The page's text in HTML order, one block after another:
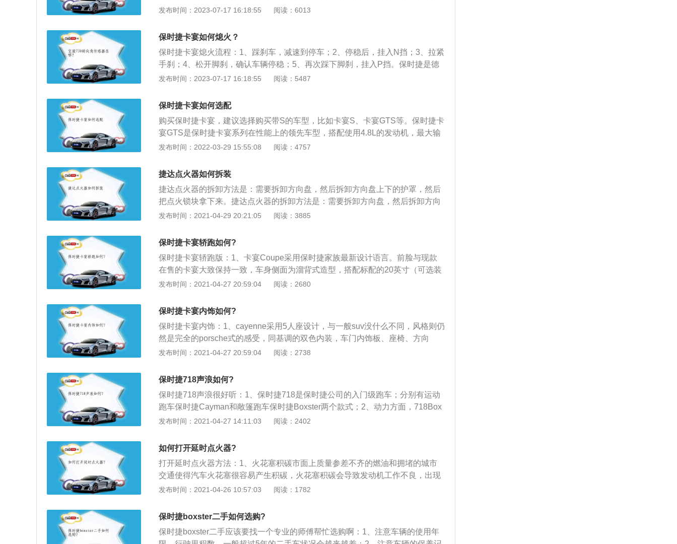
全；座椅的舒适性较好；方向盘自动加热及座椅旁的扶手设计等配置比较人性
下：1.保时捷卡宴的最强卖点是“保时捷”超级跑车品牌的历史。它对高性能、安
当今世界追求个性的潮流。2.底盘系统拥有独特的平衡装置，由两条附有液压旋
转马达与四个感应器，整合至前后轴的主动式防倾杆构成，在行车中主动侦测轮
胎水平，车身动态与加速反应等信息，由高压泵浦所产生高达180-bar的油压，以
极短时间迅速调整车辆过弯时的车身侧倾抑制，平衡车身倾斜角度。
发布时间：2023-07-17 16:18:55 阅读：6013
保时捷卡宴如何熄火？
保时捷卡宴熄火流程：1、踩刹车，减速到停车；2、停稳后，挂入N挡；3、拉紧
手刹；4、松开脚刹，确认车辆停稳；5、再次踩下脚刹，挂入P挡。保时捷是德
国大众汽车旗下世界著名豪华汽车品牌，又译波尔舍，总部位于德国斯图加特，
条附有液压旋转马达与四个感应器，并整合至前后轴的主动式防倾杆构成，在行
车中主动侦测轮胎水平，车身动态与加速反应等信息，由高压泵浦所产生高达18
0bar的油压，以极短时间迅速调整车辆过弯时的车身侧倾抑制，同时平衡车身的
倾斜角度。
发布时间：2023-07-17 16:18:55 阅读：5487
保时捷卡宴如何选配
购买保时捷卡宴，建议选择购买带S的车型，比如卡宴S、卡宴GTS等。保时捷卡
宴GTS是保时捷卡宴系列在性能上的领先车型，搭配使用4.8L的发动机，最大输
出功率可以达到405bhp，扭矩最大达到500Nm。保时捷卡宴GTS加速到百公里
步，可以在4s店进行预订。底盘性能卓越，搭配最新一代四轮驱动技术，在SUV
系列中的四轮驱动技术属于前列，牵引力等各方面做到极致完美，优越的扭力让
驾驶感达到最佳。
发布时间：2022-03-29 15:55:08 阅读：4757
捷达点火器如何拆装
捷达点火器的拆卸方法是：需要拆卸方向盘，然后拆卸方向盘上下的护罩，然后
把点火锁块拿下来。捷达点火器的拆卸方法是：需要拆卸方向盘，然后拆卸方向
盘上下的护罩，然后把点火锁块拿下来。汽车点火器是点燃式发动机为了正常工
～30000V），使火花塞产生足够强的火花，点燃可燃混合气。下面是汽车点火器
的工作原理：1、发动机工作时，ECU会根据各传感器信号确定某缸点火；2、然
后向点火器发出信号指令，点火器控制点火线圈内进行初级电路通电或断电；
3、当点火线圈中的初级电路断电时，次级线圈产生的高压电输送给分电器，分
电器按照发动机的点火顺序，依次将高压电输送给各缸火花塞，火花塞跳火，然
才拆卸方向盘左右的护罩，然后才把点火锁块拿下来。（汽车维修技朮wangωω
ω.QcwxJs.com原创）
发布时间：2021-04-29 20:21:05 阅读：3885
保时捷卡宴轿跑如何?
保时捷卡宴轿跑版：1、卡宴Coupe采用保时捷家族最新设计语言。前脸与现款
在售的卡宴大致保持一致，车身侧面为溜背式造型，搭配标配的20英寸（可选装
22英寸）大尺寸轮毂，营造出极强的运动感；2、与此同时，车尾的自适应后扰
m，增强下压力），卡宴Coupe也成为了第一款采用这种主动空气动力学特性的S
UV；3、保时捷卡宴Coupe共推出普通、Turbo两种版本车型，其中普通版车型
搭载的V6发动机最大功率250kW，峰值扭矩450Nm，动力参数领先宝马X6上搭
载的N系列3.0T发动机；4、Turbo车型搭载4.0TV8双涡轮增压发动机，最大功率
404kW，峰值扭矩770Nm。传动系统均为8AT变速箱，并提供全时四驱系统。
发布时间：2021-04-27 20:59:04 阅读：2680
保时捷卡宴内饰如何?
保时捷卡宴内饰：1、cayenne采用5人座设计，与一般suv没什么不同，风格则仍
然是完全的porsche式的感受，同基调的双色内装，车门内饰板、座椅、方向
盘、排挡杆均以真皮包覆；2、铝白色车内饰板，3环式仪表组，前座左右独立调
荧幕均列为标准配备，整体感受一如现行车系一般，给人略具冷调却又豪华精致
的感觉；3、保时捷卡宴的内饰部分基本延续了保时捷的经典风格，比如位于转
向柱左侧的点火开关、三辐式方向盘及大面积的真皮饰面等；4、最大的不同之
处在于，它的五连仪表盘的中央表盘不是跑车车系上的转速表，而是用于显示车
辆行驶相关信息；5、此外可调节底盘和悬架的中控台也为保时捷卡宴所独有，
为如果换成真正金属的开关按钮应该更加符合保时捷的品牌定位。
发布时间：2021-04-27 20:59:04 阅读：2738
保时捷718声浪如何?
保时捷718声浪很好听：1、保时捷718是保时捷公司的入门级跑车；分别有运动
跑车保时捷Cayman和敞篷跑车保时捷Boxster两个款式；2、动力方面，718Box
ster搭载了全新的涡轮增压水平对置四缸发动机，其中718Boxster搭载了一台2.0
ter配备的是一台全新的2.5T水平对置四缸发动机，其最大输出功率为350马力，
峰值扭矩420牛米。传动方面，718Boxster\/718BoxsterS均提供6速手动和7速双
离合变速器以供选择。
发布时间：2021-04-27 14:11:03 阅读：2402
如何打开延时点火器?
打开延时点火器方法：1、火花塞积碳市面上质量参差不齐的燃油和拥堵的城市
交通使得汽车火花塞很容易产生积碳，火花塞积碳会导致发动机工作不良，出现
启动困难、怠速不稳、加速不良、急加油回火、尾气超标、油耗增多等不正常现
火位置、各种控制之外的因素却导致油气混合物自行点火燃烧；3、此时，燃烧
所产生的巨大冲击力与活塞运动的方向相反，引起发动机震动，这种现象称为爆
震。表现为汽车行驶无力，发动机噪音过大，严重时伴随有敲缸声音。
发布时间：2021-04-26 10:57:03 阅读：1782
保时捷boxster二手如何选购?
保时捷boxster二手应该要找一个专业的师傅帮忙选购啊：1、注意车辆的使用年